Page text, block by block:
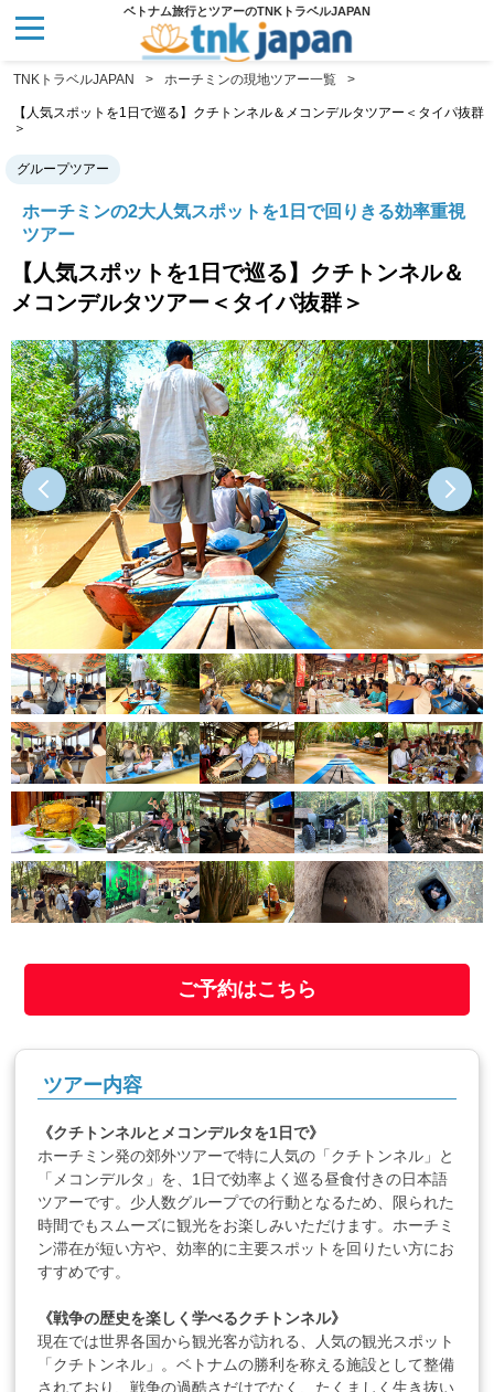
ベトナム旅行とツアーのTNKトラベルJAPAN
TNKトラベルJAPAN ホーチミンの現地ツアー一覧
【人気スポットを1日で巡る】クチトンネル＆メコンデルタツアー＜タイパ抜群
＞
グループツアー
ホーチミンの2大人気スポットを1日で回りきる効率重視
ツアー
【人気スポットを1日で巡る】クチトンネル＆
メコンデルタツアー＜タイパ抜群＞
ご予約はこちら
ツアー内容
《クチトンネルとメコンデルタを1日で》
ホーチミン発の郊外ツアーで特に人気の「クチトンネル」と
「メコンデルタ」を、1日で効率よく巡る昼食付きの日本語
ツアーです。少人数グループでの行動となるため、限られた
時間でもスムーズに観光をお楽しみいただけます。ホーチミ
ン滞在が短い方や、効率的に主要スポットを回りたい方にお
すすめです。
《戦争の歴史を楽しく学べるクチトンネル》
現在では世界各国から観光客が訪れる、人気の観光スポット
「クチトンネル」。ベトナムの勝利を称える施設として整備
されており、戦争の過酷さだけでなく、たくましく生き抜い